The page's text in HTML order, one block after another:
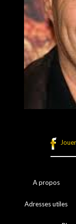
A propos
Adresses utiles